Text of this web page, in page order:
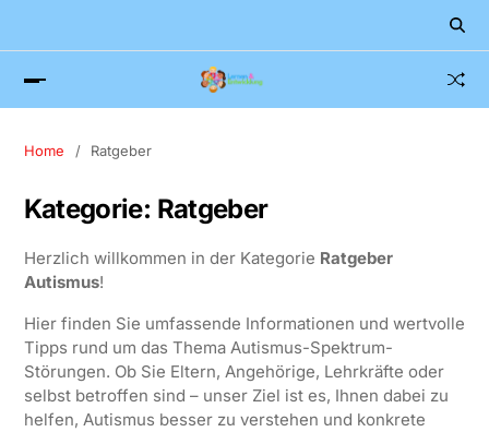
Home Ratgeber
Kategorie: Ratgeber
Herzlich willkommen in der Kategorie Ratgeber
Autismus!
Hier finden Sie umfassende Informationen und wertvolle
Tipps rund um das Thema Autismus-Spektrum-
Störungen. Ob Sie Eltern, Angehörige, Lehrkräfte oder
selbst betroffen sind – unser Ziel ist es, Ihnen dabei zu
helfen, Autismus besser zu verstehen und konkrete